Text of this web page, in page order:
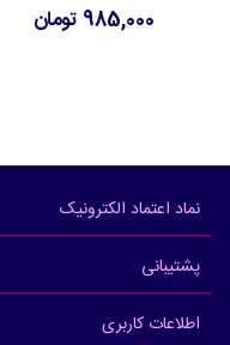
985,000 تومان
نماد اعتماد الکترونیک
پشتیبانی
اطلاعات کاربری